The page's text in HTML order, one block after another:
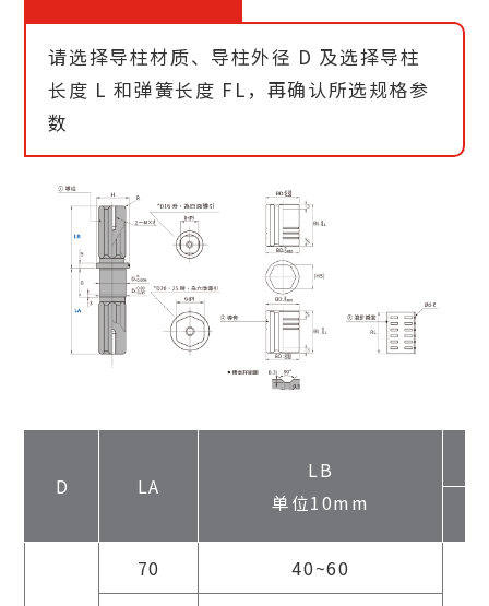
请选择导柱材质、导柱外径 D 及选择导柱
长度 L 和弹簧长度 FL，再确认所选规格参
数
D LA
LB
单位10mm
70
40~60